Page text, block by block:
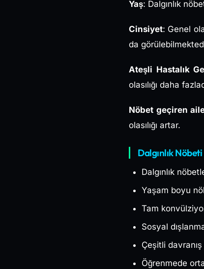
Yaş: Dalgınlık
Cinsiyet: Genel
da
Ateşli Hastalık
olasılığı daha
Nöbet geçiren
olasılığı artar.
Dalgınlık
Dalgınlık
Yaşam boyu
Tam
Sosyal
Çeşitli
Öğrenmede